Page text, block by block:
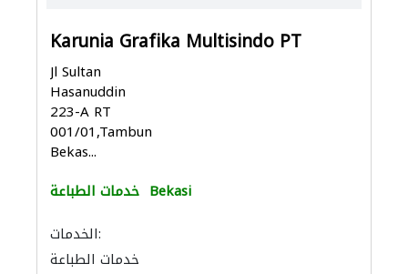
Karunia Grafika Multisindo PT
Jl Sultan
Hasanuddin
223-A RT
001/01,Tambun,
Bekas...
خدمات الطباعة Bekasi
الخدمات:
خدمات الطباعة